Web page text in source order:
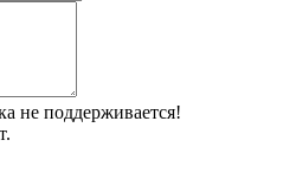
не поддерживается!